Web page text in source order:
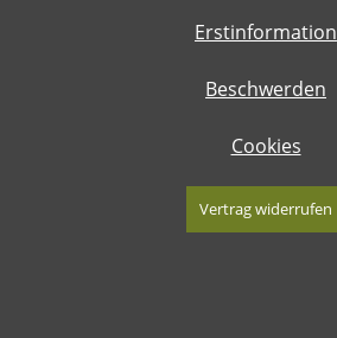
Erstinformation
Beschwerden
Cookies
Vertrag widerrufen